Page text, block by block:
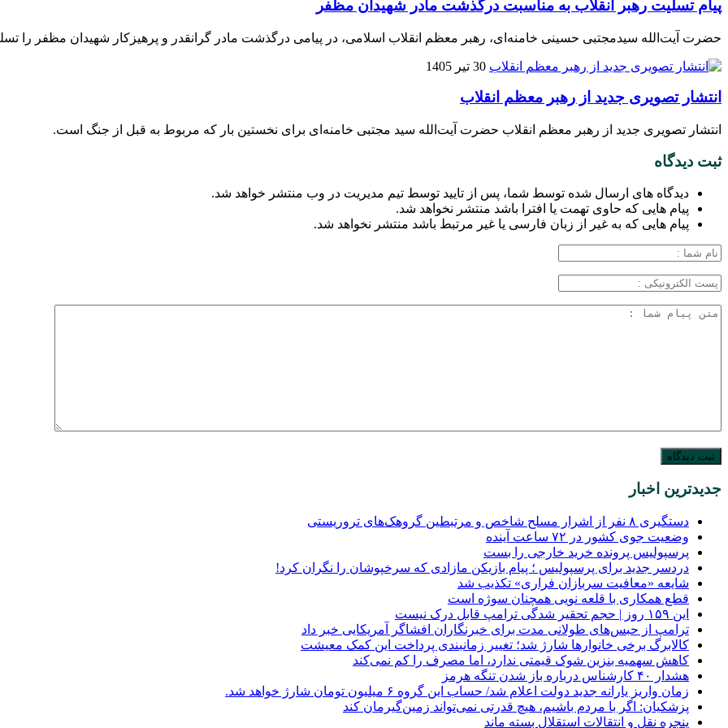
پیام تسلیت رهبر انقلاب به مناسبت درگذشت مادر شهیدان مظفر
حضرت آیت‌الله سیدمجتبی حسینی خامنه‌ای، رهبر معظم انقلاب اسلامی، در پیامی درگذشت مادر گرانقدر و پرهیزکار شهیدان مظفر را
30 تیر 1405
انتشار تصویری جدید از رهبر معظم انقلاب
انتشار تصویری جدید از رهبر معظم انقلاب حضرت آیت‌الله سید مجتبی خامنه‌ای برای نخستین بار که مربوط به قبل از جنگ است.
ثبت دیدگاه
دیدگاه های ارسال شده توسط شما، پس از تایید توسط تیم مدیریت در وب منتشر خواهد شد.
پیام هایی که حاوی تهمت یا افترا باشد منتشر نخواهد شد.
پیام هایی که به غیر از زبان فارسی یا غیر مرتبط باشد منتشر نخواهد شد.
جدیدترین اخبار
دستگیری ۸ نفر از اشرار مسلح شاخص و مرتبطین گروهک‌های تروریستی
وضعیت جوی کشور در ۷۲ ساعت آینده
پرسپولیس پرونده خرید خارجی را بست
دردسر جدید برای پرسپولیس ؛ پیام بازیکن مازادی که سرخپوشان را نگران کرد!
شایعه «معافیت سربازان فراری» تکذیب شد
قطع همکاری با قلعه نویی همچنان سوژه است
این ۱۵۹ روز | حجم تحقیر شدگی ترامپ قابل درک نیست
ترامپ از حبس‌های طولانی مدت برای خبرنگاران افشاگر آمریکایی خبر داد
کالابرگ برخی خانوارها شارژ شد؛ تغییر زمانبندی پرداخت این کمک معیشت
کاهش سهمیه بنزین شوک قیمتی ندارد، اما مصرف را کم نمی‌کند
هشدار ۴۰ کارشناس درباره باز شدن تنگه هرمز
زمان واریز یارانه جدید دولت اعلام شد/ حساب این گروه ۶ میلیون تومان شارژ خواهد شد.
پزشکیان: اگر با مردم باشیم، هیچ قدرتی نمی‌تواند زمین‌گیرمان کند
پنجره‌ نقل و انتقالات استقلال بسته ماند